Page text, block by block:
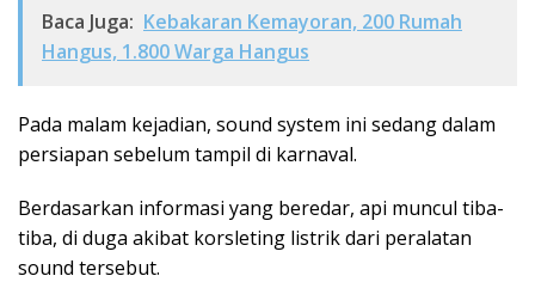
Baca Juga: Kebakaran Kemayoran, 200 Rumah
Hangus, 1.800 Warga Hangus
Pada malam kejadian, sound system ini sedang dalam
persiapan sebelum tampil di karnaval.
Berdasarkan informasi yang beredar, api muncul tiba-
tiba, di duga akibat korsleting listrik dari peralatan
sound tersebut.